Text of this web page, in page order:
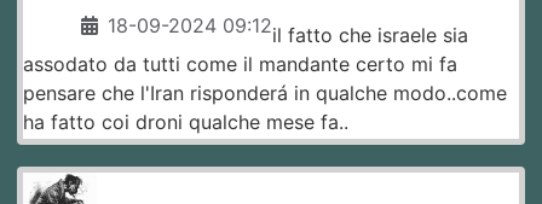
18-09-2024 09:12il fatto che israele sia
assodato da tutti come il mandante certo mi fa
pensare che l'Iran risponderá in qualche modo..come
ha fatto coi droni qualche mese fa..